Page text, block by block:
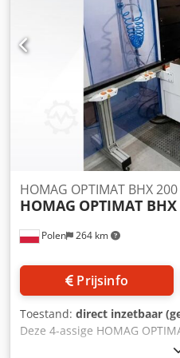
Financiële informatie BTW:
BTW BTW/marge: BTW
Levering en inruil altijd
sectoren Glenn Smeets
Polen 264 km
HOMAG OPTIMAT BHX 200
HOMAG OPTIMAT
Prijsinfo
Toestand: direct inzetbaar
Deze 4-assige HOMAG
geproduceerd. De machine